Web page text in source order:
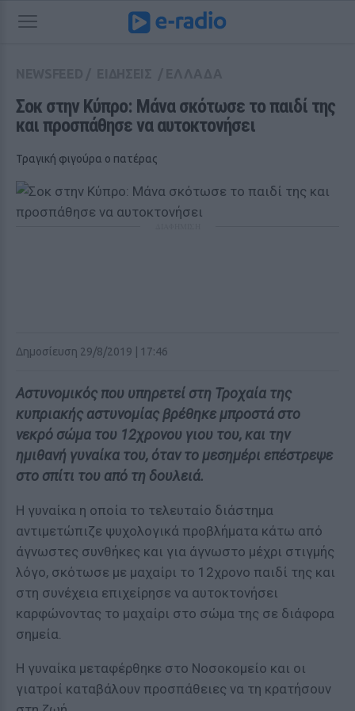
Σοκ στην Κύπρο: Μάνα σκότωσε το παιδί της
και προσπάθησε να αυτοκτονήσει
Τραγική φιγούρα ο πατέρας
Δημοσίευση 29/8/2019 | 17:46
Αστυνομικός που υπηρετεί στη Τροχαία της
κυπριακής αστυνομίας βρέθηκε μπροστά στο
νεκρό σώμα του 12χρονου γιου του, και την
ημιθανή γυναίκα του, όταν το μεσημέρι επέστρεψε
στο σπίτι του από τη δουλειά.
Η γυναίκα η οποία το τελευταίο διάστημα
αντιμετώπιζε ψυχολογικά προβλήματα κάτω από
άγνωστες συνθήκες και για άγνωστο μέχρι στιγμής
λόγο, σκότωσε με μαχαίρι το 12χρονο παιδί της και
στη συνέχεια επιχείρησε να αυτοκτονήσει
καρφώνοντας το μαχαίρι στο σώμα της σε διάφορα
σημεία.
Η γυναίκα μεταφέρθηκε στο Νοσοκομείο και οι
γιατροί καταβάλουν προσπάθειες να τη κρατήσουν